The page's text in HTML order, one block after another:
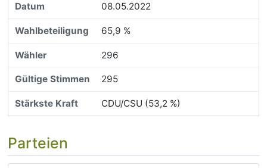
08.05.2022
65,9 %
296
295
CDU/CSU (53,2 %)
Parteien